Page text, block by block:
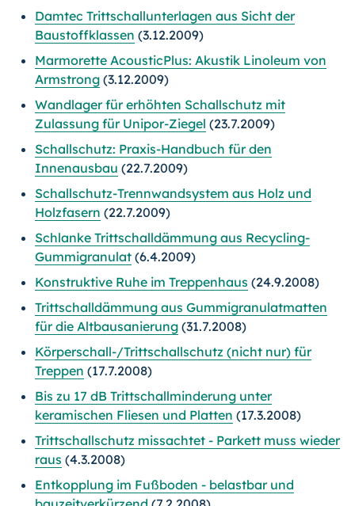
Damtec Trittschallunterlagen aus Sicht der
Baustoffklassen (3.12.2009)
Marmorette AcousticPlus: Akustik Linoleum von
Armstrong (3.12.2009)
Wandlager für erhöhten Schallschutz mit
Zulassung für Unipor-Ziegel (23.7.2009)
Schallschutz: Praxis-Handbuch für den
Innenausbau (22.7.2009)
Schallschutz-Trennwandsystem aus Holz und
Holzfasern (22.7.2009)
Schlanke Trittschalldämmung aus Recycling-
Gummigranulat (6.4.2009)
Konstruktive Ruhe im Treppenhaus (24.9.2008)
Trittschalldämmung aus Gummigranulatmatten
für die Altbausanierung (31.7.2008)
Körperschall-/Trittschallschutz (nicht nur) für
Treppen (17.7.2008)
Bis zu 17 dB Trittschallminderung unter
keramischen Fliesen und Platten (17.3.2008)
Trittschallschutz missachtet - Parkett muss wieder
raus (4.3.2008)
Entkopplung im Fußboden - belastbar und